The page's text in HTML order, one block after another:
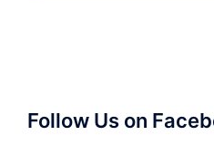
Follow Us on